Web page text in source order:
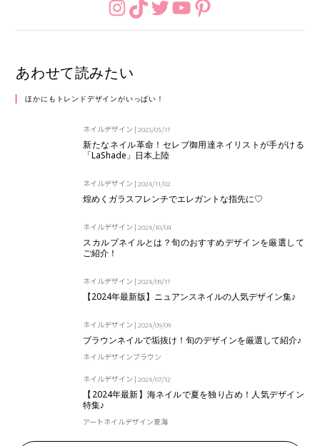
Instagram
TikTokTwitter
YouTube
Pinterest
あわせて読みたい
ほかにもトレンドデザインがいっぱい！
ネイルデザイン |2025/03/17
新たなネイル革命！セレブ御用達ネイリストが手がける
「LaShade」日本上陸
ネイルデザイン |2024/11/02
煌めくガラスフレンチでエレガントな指先に♡
ネイルデザイン |2024/10/04
スカルプネイルとは？旬のおすすめデザインを厳選して
ご紹介！
ネイルデザイン |2024/09/17
【2024年最新版】ニュアンスネイルの人気デザイン集♪
ネイルデザイン |2024/09/09
ブラウンネイルで垢抜け！旬のデザインを厳選して紹介♪
ネイルデザインブラウン
ネイルデザイン |2024/07/12
【2024年最新】海ネイルで夏を独り占め！人気デザイン
特集♪
アートネイルデザイン夏海